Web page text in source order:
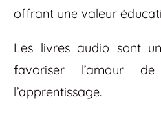
offrant une valeur
Les livres audio sont
favoriser l’amour
l’apprentissage.